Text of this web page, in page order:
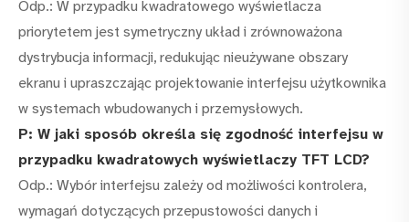
Odp.: W przypadku kwadratowego wyświetlacza
priorytetem jest symetryczny układ i zrównoważona
dystrybucja informacji, redukując nieużywane obszary
ekranu i upraszczając projektowanie interfejsu użytkownika
w systemach wbudowanych i przemysłowych.
P: W jaki sposób określa się zgodność interfejsu w
przypadku kwadratowych wyświetlaczy TFT LCD?
Odp.: Wybór interfejsu zależy od możliwości kontrolera,
wymagań dotyczących przepustowości danych i